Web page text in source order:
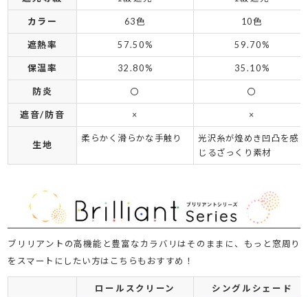
カラー 63色 10色
遮熱率 57.50% 59.70%
保温率 32.80% 35.10%
防炎 〇 〇
遮音/防音 × ×
生地
柔らかく滑らかな手触り
光沢糸が煌めき凹凸を感
じるざっくり素材
ブリリアントの高機能と豊富なカラバリはそのままに、もっと窓周り
をスマートにしたい方はこちらもおすすめ！
ロールスクリーン シングルシェード